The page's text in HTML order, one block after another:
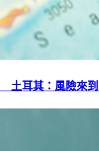
土耳其：風險來